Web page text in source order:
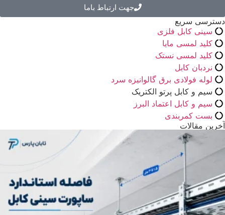
جهت ارتباط باما
دسترسی سریع
سینی کابل فلزی
کلید لمسی مایا
کلید لمسی نستک
نردبان کابل
لوله فولادی برق گالوانیزه سرد
سیم و کابل پرتو الکتریک
سیم و کابل اعتماد البرز
بست کمربندی
آخرین مقالات